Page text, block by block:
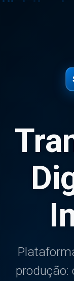
produção: